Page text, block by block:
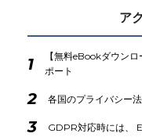
ア
1
【無料eBookダウン
ポート
2 各国のプライバシー
3 GDPR対応時には、